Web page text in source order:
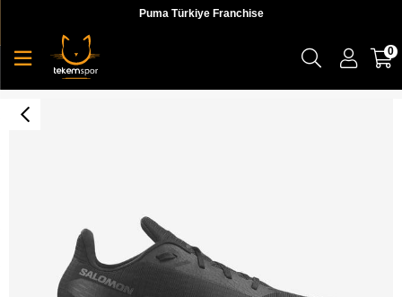
Puma Türkiye Franchise
0